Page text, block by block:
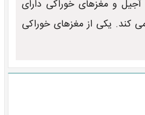
و مغزهای خوراکی دارای
کند. یکی از مغزهای خوراکی